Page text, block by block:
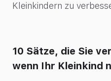
Kleinkindern zu
10 Sätze, die Sie
wenn Ihr Kleinkind